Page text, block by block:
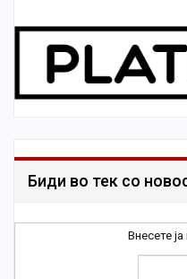
Биди во тек со
Внесете